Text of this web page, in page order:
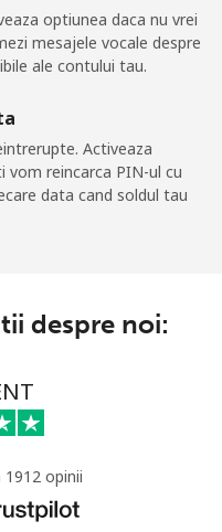
min pentru ⁦$10⁩ -
min pentru ⁦$10⁩
optiunea daca nu vrei
mesajele vocale despre
ale contului tau.
Activeaza
vom reincarca PIN-ul cu
data cand soldul tau
despre noi:
1912 opinii